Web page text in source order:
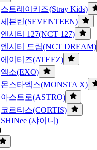
스트레이키즈(Stray Kids)
세븐틴(SEVENTEEN)
엔시티 127(NCT 127)
엔시티 드림(NCT DREAM)
에이티즈(ATEEZ)
엑소(EXO)
몬스타엑스(MONSTA X)
아스트로(ASTRO)
코르티스(CORTIS)
SHINee (샤이니)